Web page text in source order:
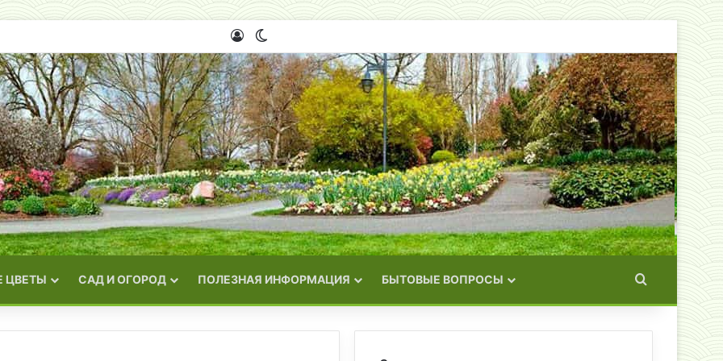
Войти
ЦВЕТЫ САД И ОГОРОД ПОЛЕЗНАЯ ИНФОРМАЦИЯ БЫТОВЫЕ ВОПРОСЫ Искать